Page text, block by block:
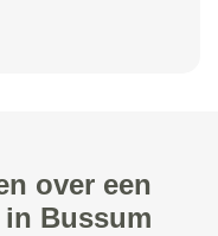
over een
Bussum